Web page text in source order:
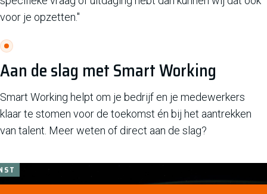
voor je opzetten."
Aan de slag met Smart Working
Smart Working helpt om je bedrijf en je medewerkers
klaar te stomen voor de toekomst én bij het aantrekken
van talent. Meer weten of direct aan de slag?